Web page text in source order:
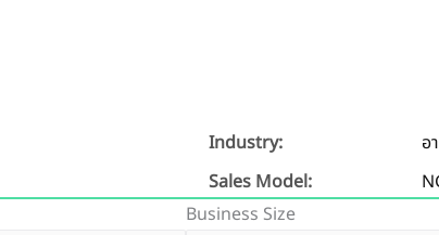
Industry:
อ
Sales Model:
Business Size